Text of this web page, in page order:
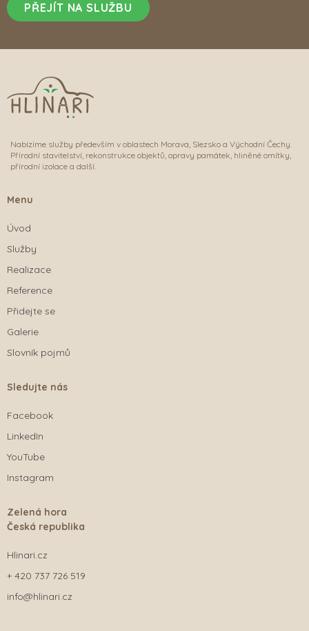
PŘEJÍT NA SLUŽBU
Nabízíme služby především v oblastech Morava, Slezsko a Východní Čechy.
Přírodní stavitelství, rekonstrukce objektů, opravy památek, hliněné omítky,
přírodní izolace a další.
Menu
Úvod
Služby
Realizace
Reference
Přidejte se
Galerie
Slovník pojmů
Sledujte nás
Facebook
LinkedIn
YouTube
Instagram
Zelená hora
Česká republika
Hlinari.cz
+ 420 737 726 519
info@hlinari.cz